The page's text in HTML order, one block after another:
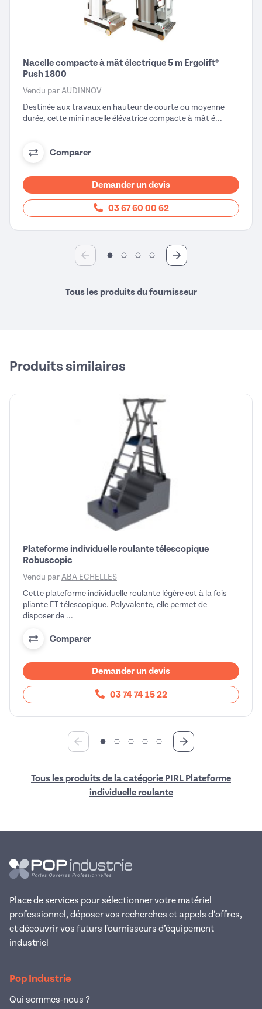
Nacelle compacte à mât électrique 5 m Ergolift®
Push 1800
Vendu par AUDINNOV
Destinée aux travaux en hauteur de courte ou moyenne
durée, cette mini nacelle élévatrice compacte à mât é...
Comparer
Demander un devis
03 67 60 00 62
Tous les produits du fournisseur
Produits similaires
Plateforme individuelle roulante télescopique
Robuscopic
Vendu par ABA ECHELLES
Cette plateforme individuelle roulante légère est à la fois
pliante ET télescopique. Polyvalente, elle permet de
disposer de ...
Comparer
Demander un devis
03 74 74 15 22
Tous les produits de la catégorie PIRL Plateforme
individuelle roulante
Place de services pour sélectionner votre matériel
professionnel, déposer vos recherches et appels d’offres,
et découvrir vos futurs fournisseurs d’équipement
industriel
Pop Industrie
Qui sommes-nous ?